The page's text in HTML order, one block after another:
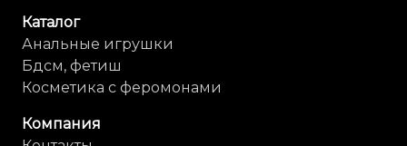
Каталог
Анальные игрушки
Бдсм, фетиш
Косметика с феромонами
Компания